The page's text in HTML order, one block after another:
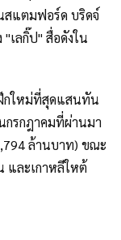
สแตมฟอร์ด บริดจ์
"เลกิ๊ป" สื่อดังใน
กใหม่ที่สุดแสนทัน
กรกฎาคมที่ผ่านมา
ล้านบาท) ขณะ
ละเกาหลีใหต้